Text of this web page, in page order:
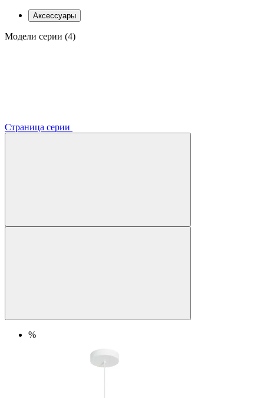
Аксессуары
Модели серии (4)
Страница серии
%